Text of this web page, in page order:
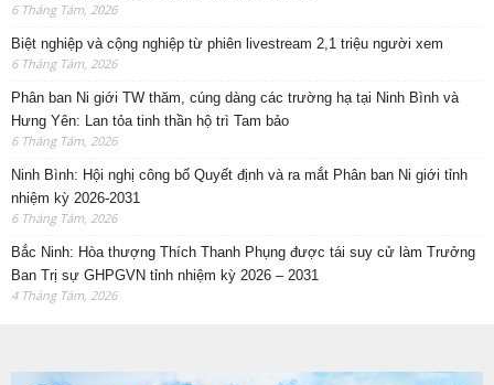
6 Tháng Tám, 2026
Biệt nghiệp và cộng nghiệp từ phiên livestream 2,1 triệu người xem
6 Tháng Tám, 2026
Phân ban Ni giới TW thăm, cúng dàng các trường hạ tại Ninh Bình và
Hưng Yên: Lan tỏa tinh thần hộ trì Tam bảo
6 Tháng Tám, 2026
Ninh Bình: Hội nghị công bố Quyết định và ra mắt Phân ban Ni giới tỉnh
nhiệm kỳ 2026-2031
6 Tháng Tám, 2026
Bắc Ninh: Hòa thượng Thích Thanh Phụng được tái suy cử làm Trưởng
Ban Trị sự GHPGVN tỉnh nhiệm kỳ 2026 – 2031
4 Tháng Tám, 2026